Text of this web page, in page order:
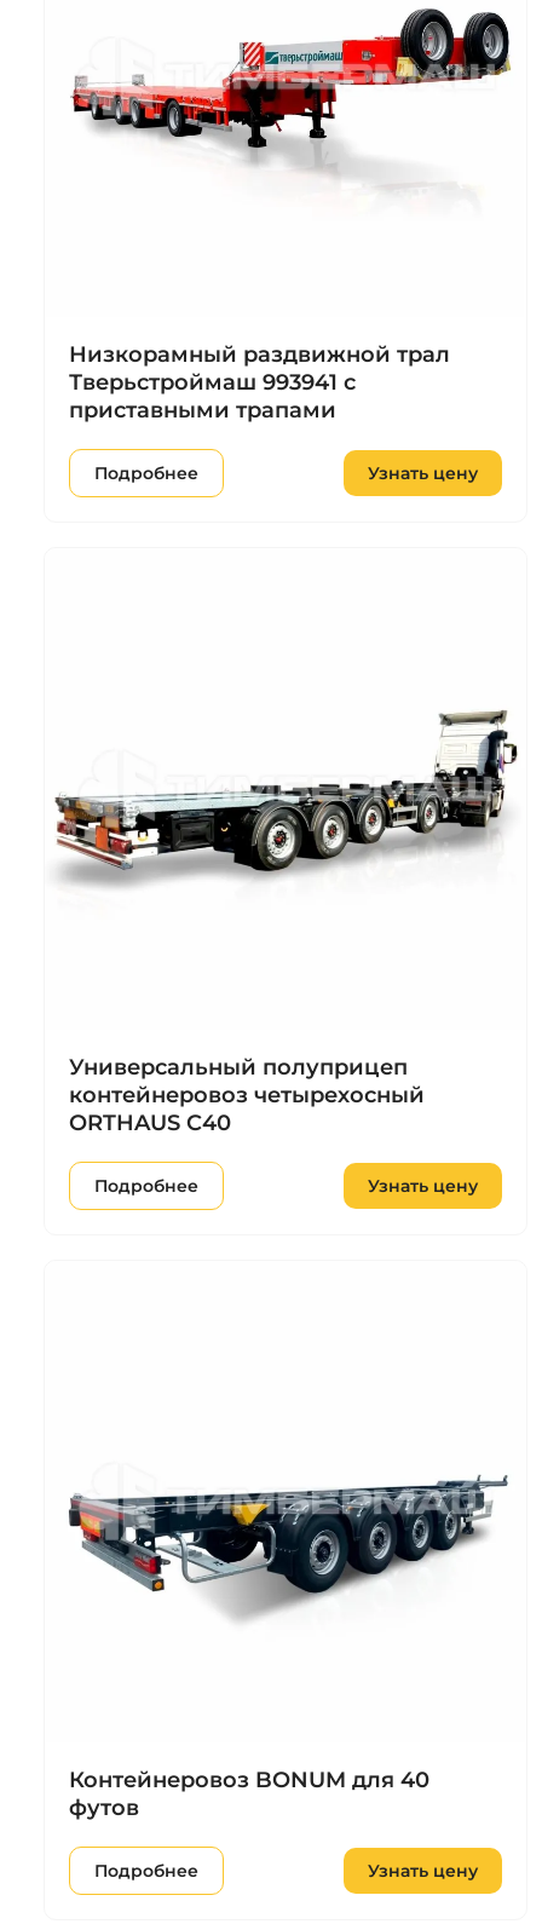
Низкорамный раздвижной трал
Тверьстроймаш 993941 с
приставными трапами
Подробнее Узнать цену
Универсальный полуприцеп
контейнеровоз четырехосный
ORTHAUS C40
Подробнее Узнать цену
Контейнеровоз BONUM для 40
футов
Подробнее Узнать цену